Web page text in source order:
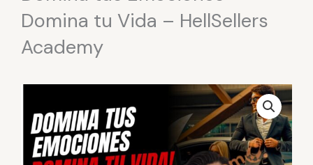
Domina tu Vida – HellSellers
Academy